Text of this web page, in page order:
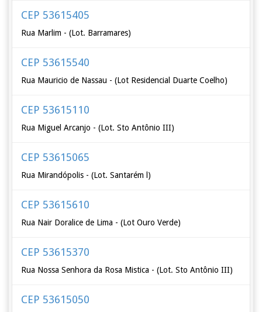
CEP 53615405
Rua Marlim - (Lot. Barramares)
CEP 53615540
Rua Mauricio de Nassau - (Lot Residencial Duarte Coelho)
CEP 53615110
Rua Miguel Arcanjo - (Lot. Sto Antônio III)
CEP 53615065
Rua Mirandópolis - (Lot. Santarém l)
CEP 53615610
Rua Nair Doralice de Lima - (Lot Ouro Verde)
CEP 53615370
Rua Nossa Senhora da Rosa Mistica - (Lot. Sto Antônio III)
CEP 53615050